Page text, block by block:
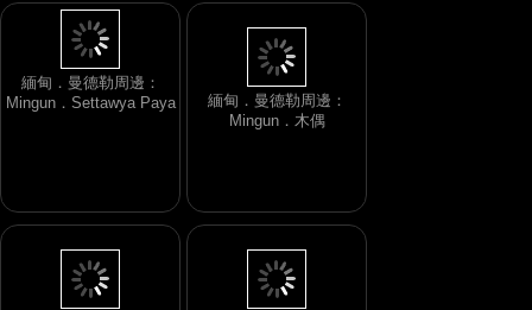
緬甸．曼德勒周邊：
Mingun．Settawya Paya
緬甸．曼德勒周邊：
Mingun．木偶